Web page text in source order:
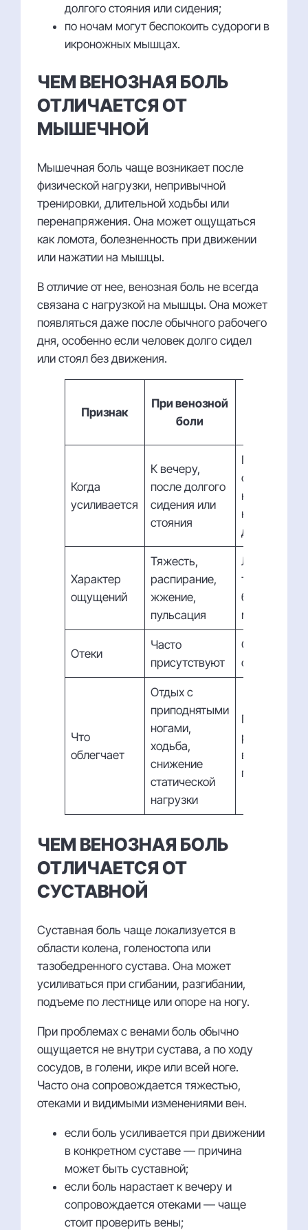
долгого стояния или сидения;
по ночам могут беспокоить судороги в
икроножных мышцах.
ЧЕМ ВЕНОЗНАЯ БОЛЬ
ОТЛИЧАЕТСЯ ОТ
МЫШЕЧНОЙ
Мышечная боль чаще возникает после
физической нагрузки, непривычной
тренировки, длительной ходьбы или
перенапряжения. Она может ощущаться
как ломота, болезненность при движении
или нажатии на мышцы.
В отличие от нее, венозная боль не всегда
связана с нагрузкой на мышцы. Она может
появляться даже после обычного рабочего
дня, особенно если человек долго сидел
или стоял без движения.
Признак
При венозной
боли
Когда
усиливается
К вечеру,
после долгого
сидения или
стояния
После
физической
нагрузки
движений
Характер
ощущений
Тяжесть,
распирание,
жжение,
пульсация
Ломота,
тянущая
мышцы
Отеки
Часто
присутствуют
Обычно
отсутствуют
Что
облегчает
Отдых с
приподнятыми
ногами,
ходьба,
снижение
статической
нагрузки
Покой,
разминка,
после
ЧЕМ ВЕНОЗНАЯ БОЛЬ
ОТЛИЧАЕТСЯ ОТ
СУСТАВНОЙ
Суставная боль чаще локализуется в
области колена, голеностопа или
тазобедренного сустава. Она может
усиливаться при сгибании, разгибании,
подъеме по лестнице или опоре на ногу.
При проблемах с венами боль обычно
ощущается не внутри сустава, а по ходу
сосудов, в голени, икре или всей ноге.
Часто она сопровождается тяжестью,
отеками и видимыми изменениями вен.
если боль усиливается при движении
в конкретном суставе — причина
может быть суставной;
если боль нарастает к вечеру и
сопровождается отеками — чаще
стоит проверить вены;